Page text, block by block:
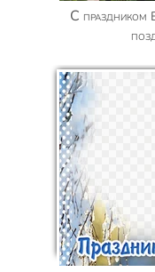
С праздником Весны, красивое графическое